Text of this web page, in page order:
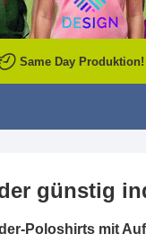
Same Day Produktion!
günstig
Poloshirts mit